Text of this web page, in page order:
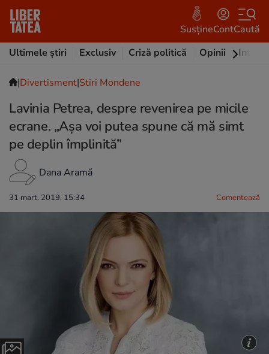
SusțineContCaută
Ultimele știri
Exclusiv Criză politică Opinii
|Divertisment|Stiri Mondene
Lavinia Petrea, despre revenirea pe micile
ecrane. „Așa voi putea spune că mă simt
pe deplin împlinită”
Dana Aramă
31 mart. 2019, 15:34 Comentează